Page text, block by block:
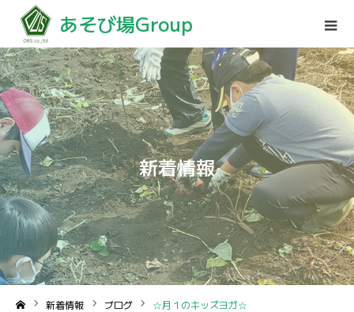
あそび場Group
新着情報
新着情報 ブログ ☆月１のキッズヨガ☆